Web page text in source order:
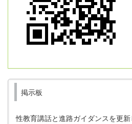
掲示板
性教育講話と進路ガイダンスを更